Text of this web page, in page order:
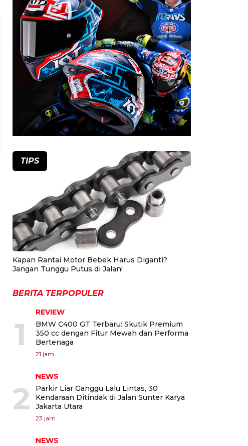
TIPS
Kapan Rantai Motor Bebek Harus Diganti?
Jangan Tunggu Putus di Jalan!
BERITA TERPOPULER
1
REVIEW
BMW C400 GT Terbaru: Skutik Premium
350 cc dengan Fitur Mewah dan Performa
Bertenaga
21 jam
2
NEWS
Parkir Liar Ganggu Lalu Lintas, 30
Kendaraan Ditindak di Jalan Sunter Karya
Jakarta Utara
23 jam
NEWS